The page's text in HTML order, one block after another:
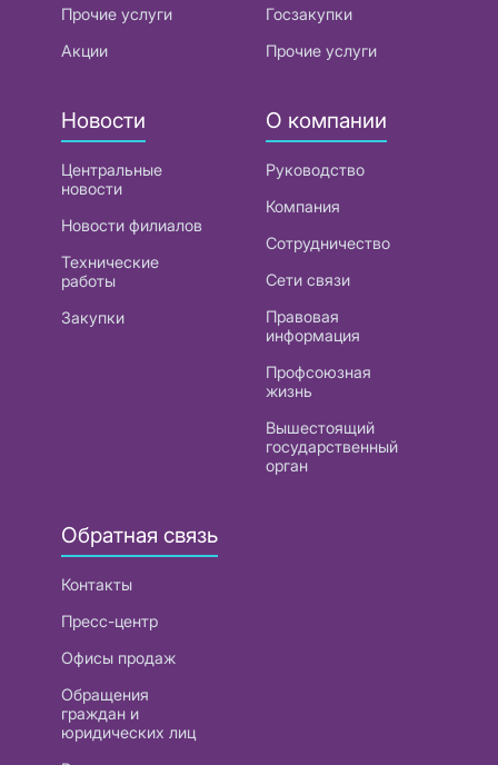
Прочие услуги
Акции
Госзакупки
Прочие услуги
Новости
Центральные
новости
Новости филиалов
Технические
работы
Закупки
О компании
Руководство
Компания
Сотрудничество
Сети связи
Правовая
информация
Профсоюзная
жизнь
Вышестоящий
государственный
орган
Обратная связь
Контакты
Пресс-центр
Офисы продаж
Обращения
граждан и
юридических лиц